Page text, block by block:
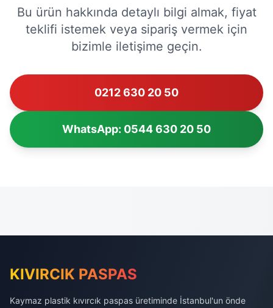
Bu ürün hakkında detaylı bilgi almak, fiyat
teklifi istemek veya sipariş vermek için
bizimle iletişime geçin.
0212 630 20 50
WhatsApp: 0544 630 20 50
KIVIRCIK PASPAS
Kaymaz plastik kıvırcık paspas üretiminde İstanbul'un önde